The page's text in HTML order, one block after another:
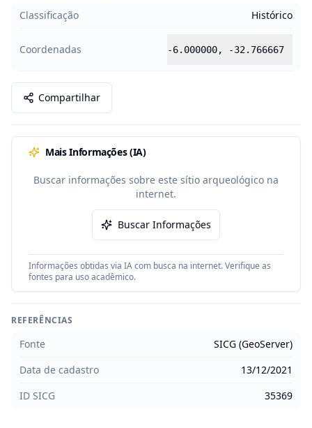
Classificação Histórico
Coordenadas -6.000000, -32.766667
Compartilhar
Mais Informações (IA)
Buscar informações sobre este sítio arqueológico na
internet.
Buscar Informações
Informações obtidas via IA com busca na internet. Verifique as
fontes para uso acadêmico.
REFERÊNCIAS
Fonte
SICG (GeoServer)
Data de cadastro
13/12/2021
ID SICG
35369